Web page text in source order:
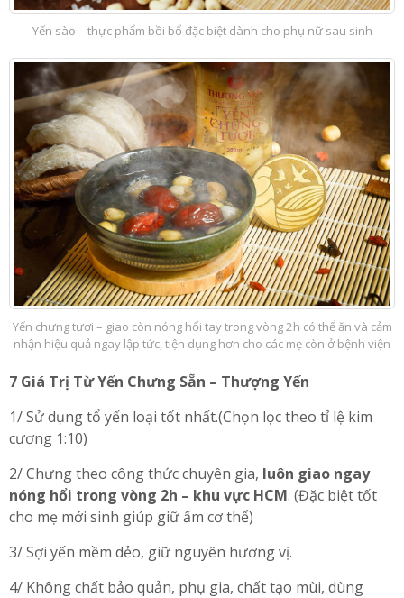
Yến sào – thực phẩm bồi bổ đặc biệt dành cho phụ nữ sau sinh
Yến chưng tươi – giao còn nóng hổi tay trong vòng 2h có thể ăn và cảm
nhận hiệu quả ngay lập tức, tiện dụng hơn cho các mẹ còn ở bệnh viện
7 Giá Trị Từ Yến Chưng Sẵn – Thượng Yến
1/ Sử dụng tổ yến loại tốt nhất.(Chọn lọc theo tỉ lệ kim
cương 1:10)
2/ Chưng theo công thức chuyên gia, luôn giao ngay
nóng hổi trong vòng 2h – khu vực HCM. (Đặc biệt tốt
cho mẹ mới sinh giúp giữ ấm cơ thể)
3/ Sợi yến mềm dẻo, giữ nguyên hương vị.
4/ Không chất bảo quản, phụ gia, chất tạo mùi, dùng